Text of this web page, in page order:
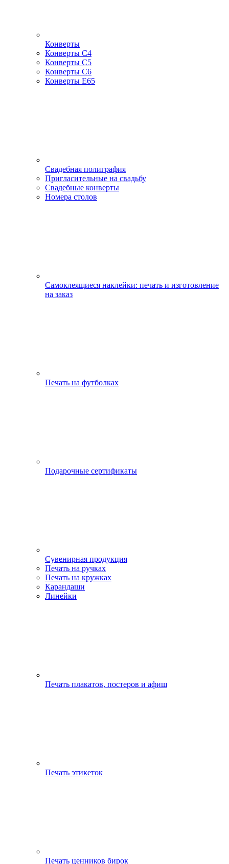
Конверты
Конверты С4
Конверты С5
Конверты С6
Конверты Е65
Свадебная полиграфия
Пригласительные на свадьбу
Свадебные конверты
Номера столов
Самоклеящиеся наклейки: печать и изготовление
на заказ
Печать на футболках
Подарочные сертификаты
Сувенирная продукция
Печать на ручках
Печать на кружках
Карандаши
Линейки
Печать плакатов, постеров и афиш
Печать этикеток
Печать ценников бирок